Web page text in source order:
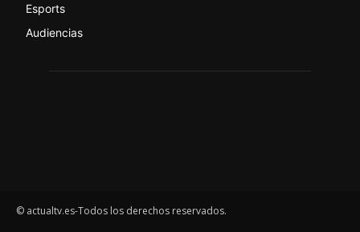
Esports
Audiencias
© actualtv.es-Todos los derechos reservados.